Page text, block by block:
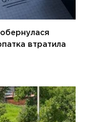
втратила